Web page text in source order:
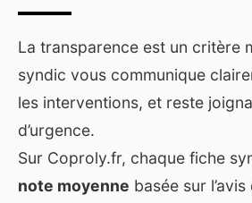
La transparence est un critère
syndic vous communique
les interventions, et reste
d’urgence.
Sur Coproly.fr, chaque fiche
note moyenne basée sur